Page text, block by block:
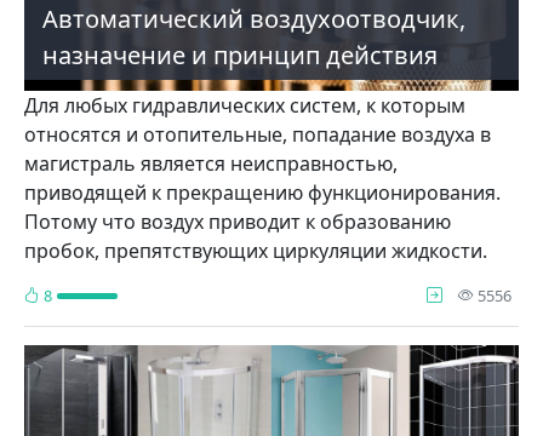
Автоматический воздухоотводчик,
назначение и принцип действия
Для любых гидравлических систем, к которым
относятся и отопительные, попадание воздуха в
магистраль является неисправностью,
приводящей к прекращению функционирования.
Потому что воздух приводит к образованию
пробок, препятствующих циркуляции жидкости.
8 5556